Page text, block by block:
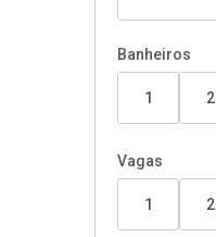
Banheiros
1 2
Vagas
1 2